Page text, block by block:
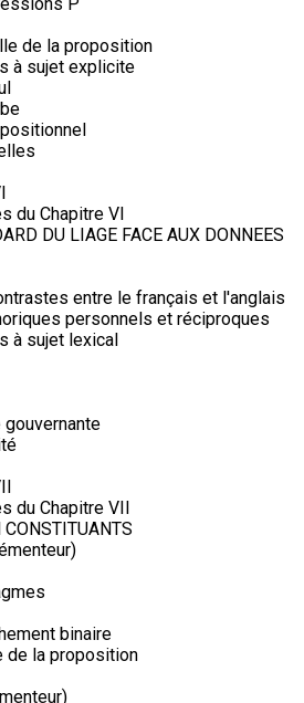
de la proposition
à sujet explicite
du Chapitre VI
DU LIAGE FACE AUX DONNEES
entre le français et l'anglais
personnels et réciproques
à sujet lexical
du Chapitre VII
binaire
de la proposition